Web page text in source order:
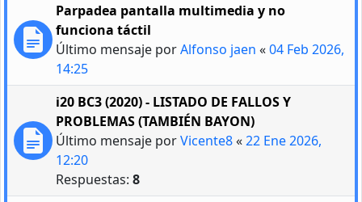
Parpadea pantalla multimedia y no
funciona táctil
Último mensaje porAlfonso jaen «04 Feb 2026,
14:25
i20 BC3 (2020) - LISTADO DE FALLOS Y
PROBLEMAS (TAMBIÉN BAYON)
Último mensaje porVicente8«22 Ene 2026,
12:20
Respuestas: 8